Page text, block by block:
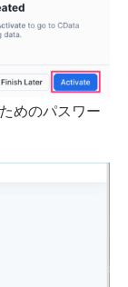
めのパスワー